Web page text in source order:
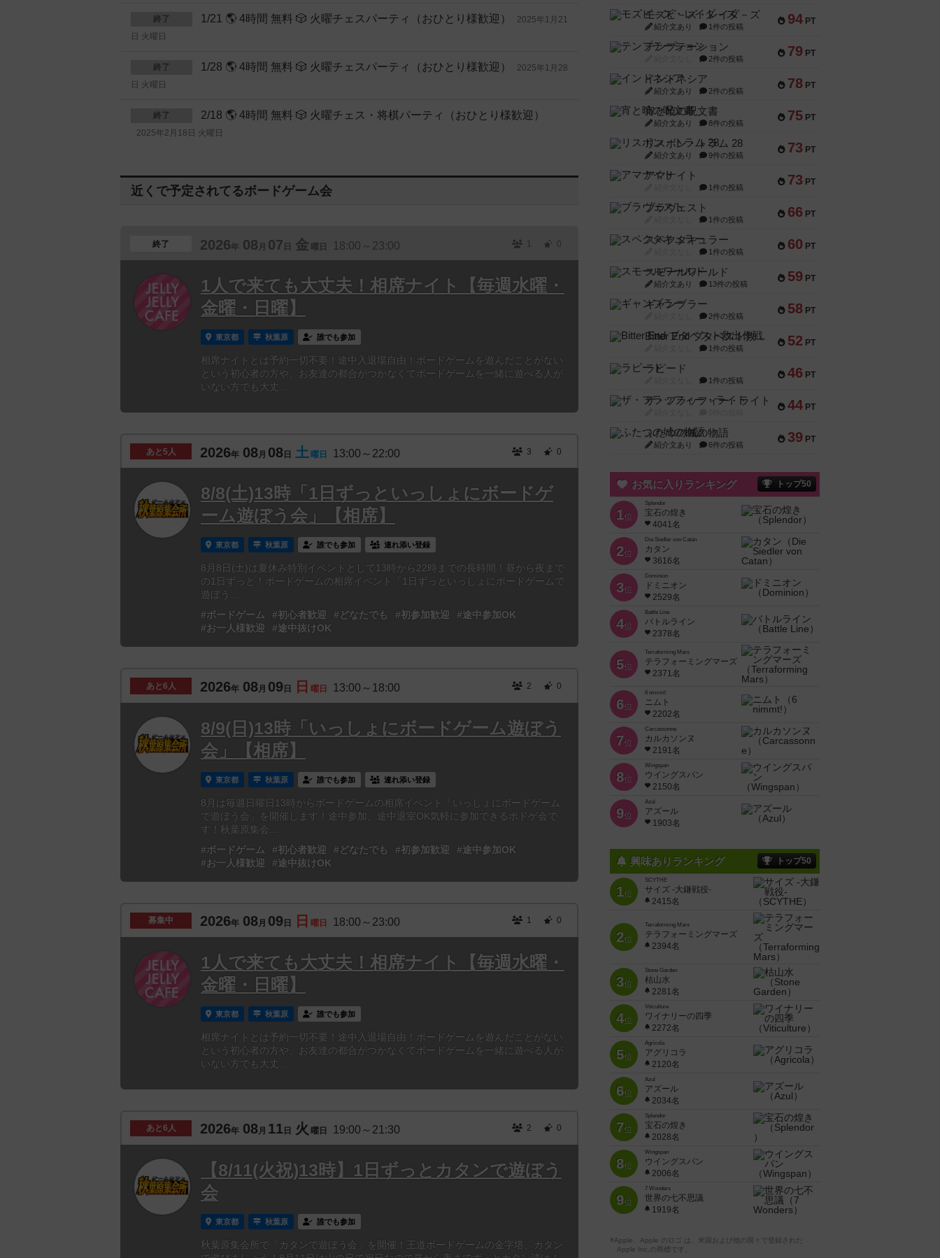
終了 1/21 🌎 4時間 無料 🎲 火曜チェスパーティ（おひとり様歓迎）
2025年1月21
日 火曜日
終了 1/28 🌎 4時間 無料 🎲 火曜チェスパーティ（おひとり様歓迎）
2025年1月28
日 火曜日
終了 2/18 🌎 4時間 無料 🎲 火曜チェス・将棋パーティ（おひとり様歓迎）
2025年2月18日 火曜日
近くで予定されてるボードゲーム会
終了 2026年 08 月 07 金 曜日 18:00～23:00 1 0
1人で来ても大丈夫！相席ナイト【毎週水曜・
金曜・日曜】
東京都 秋葉原 誰でも参加
相席ナイトとは予約一切不要！途中入退場自由！ボードゲームを遊んだことがない
という初心者の方や、お友達の都合がつかなくてボードゲームを一緒に遊べる人が
いない方でも大丈...
あと5人 2026年 08 月 08 日 土 曜日 13:00～22:00 3 0
8/8(土)13時「1日ずっといっしょにボードゲ
ーム遊ぼう会」【相席】
東京都 秋葉原 誰でも参加 連れ添い登録
8月8日(土)は夏休み特別イベントとして13時から22時までの長時間！昼から夜まで
の1日ずっと！ボードゲームの相席イベント「1日ずっといっしょにボードゲームで
遊ぼう...
#ボードゲーム
#初心者歓迎 #どなたでも #初参加歓迎
#途中参加OK
#お一人様歓迎
#途中抜けOK
あと6人 2026年 08月 09 日 日 曜日 13:00～18:00 2 0
8/9(日)13時「いっしょにボードゲーム遊ぼう
会」【相席】
東京都 秋葉原 誰でも参加 連れ添い登録
8月は毎週日曜日13時からボードゲームの相席イベント「いっしょにボードゲーム
で遊ぼう会」を開催します！途中参加、途中退室OK気軽に参加できるボドゲ会で
す！秋葉原集会...
#ボードゲーム
#初心者歓迎 #どなたでも #初参加歓迎
#途中参加OK
#お一人様歓迎
#途中抜けOK
募集中 2026年 08月 09 日 日 曜日 18:00～23:00 1 0
1人で来ても大丈夫！相席ナイト【毎週水曜・
金曜・日曜】
東京都 秋葉原 誰でも参加
相席ナイトとは予約一切不要！途中入退場自由！ボードゲームを遊んだことがない
という初心者の方や、お友達の都合がつかなくてボードゲームを一緒に遊べる人が
いない方でも大丈...
あと6人 2026年 08月 11 日 火 曜日 19:00～21:30 2 0
【8/11(火祝)13時】1日ずっとカタンで遊ぼう
会
東京都 秋葉原 誰でも参加
秋葉原集会所で「カタンで遊ぼう会」を開催！王道ボードゲームの金字塔、カタン
94 PT
モズビ－ズ・レイダ－ズ
紹介文あり 1件の投稿
79 PT
テンプテーション
2件の投稿
78 PT
インドネシア
紹介文あり 2件の投稿
75 PT
宵と暁の呪文書
紹介文あり 8件の投稿
73 PT
リスボン・トラム 28
紹介文あり 9件の投稿
73 PT
アマナイト
1件の投稿
66 PT
ブラヴェスト
1件の投稿
60 PT
スペクタキュラー
1件の投稿
59 PT
スモールワールド
紹介文あり 13件の投稿
58 PT
ギャンブラー
2件の投稿
52 PT
Bitter End ブタペスト救出作戦
1件の投稿
46 PT
ラピード
1件の投稿
44 PT
ザ・フラッフィー・ライト
39 PT
ふたつの城の物語
紹介文あり 6件の投稿
お気に入りランキング トップ50
1位
Splendor
宝石の煌き
4041名
2位
Die Siedler von Catan
カタン
3616名
3位
Dominion
ドミニオン
2529名
4位
Battle Line
バトルライン
2378名
5位
Terraforming Mars
テラフォーミングマーズ
2371名
6位
6 nimmt!
ニムト
2202名
7位
Carcassonne
カルカソンヌ
2191名
8位
Wingspan
ウイングスパン
2150名
9位
Azul
アズール
1903名
興味ありランキング トップ50
1位
SCYTHE
サイズ -大鎌戦役-
2415名
2位
Terraforming Mars
テラフォーミングマーズ
2394名
3位
Stone Garden
枯山水
2281名
4位
Viticulture
ワイナリーの四季
2272名
5位
Agricola
アグリコラ
2120名
6位
Azul
アズール
2034名
7位
Splendor
宝石の煌き
2028名
8位
Wingspan
ウイングスパン
2006名
9位
7 Wonders
世界の七不思議
1919名
※Apple、Apple のロゴ は、米国および他の国々で登録された
Apple Inc.の商標です。